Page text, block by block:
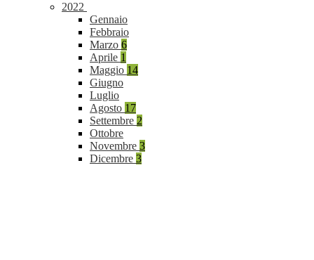
2022
Gennaio
Febbraio
Marzo 6
Aprile 1
Maggio 14
Giugno
Luglio
Agosto 17
Settembre 2
Ottobre
Novembre 3
Dicembre 3